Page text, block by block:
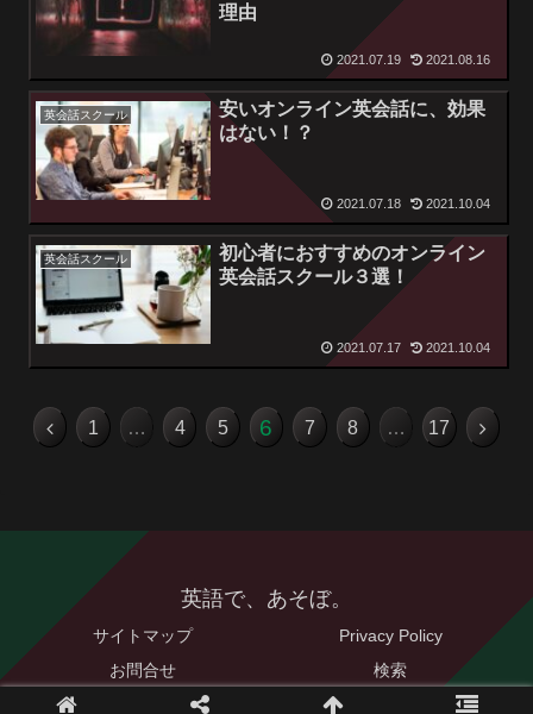
理由
2021.07.19 2021.08.16
英会話スクール
安いオンライン英会話に、効果
はない！？
2021.07.18 2021.10.04
英会話スクール
初心者におすすめのオンライン
英会話スクール３選！
2021.07.17 2021.10.04
1 … 4 5 6 7 8 … 17
英語で、あそぼ。
サイトマップ
Privacy Policy
お問合せ
検索